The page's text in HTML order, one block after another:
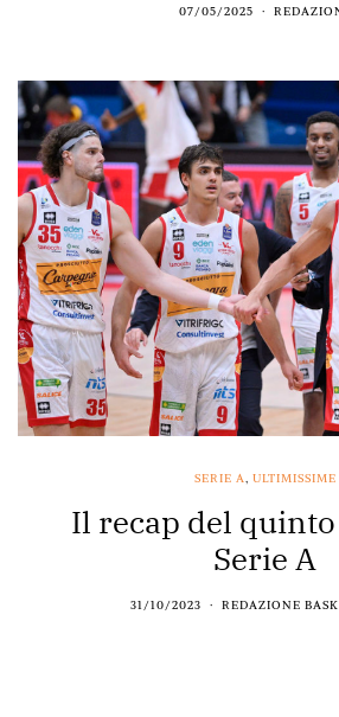
07/05/2025
SERIE A, ULTIMISSIME
Il recap del
Serie A
31/10/2023 REDAZIONE